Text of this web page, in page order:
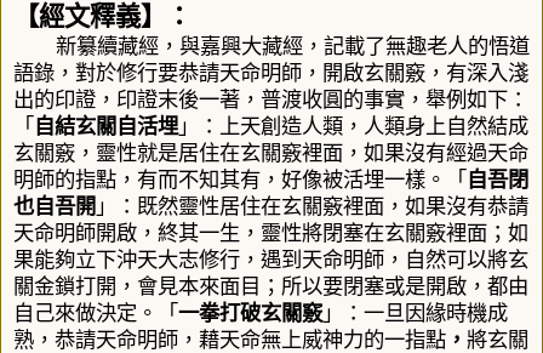
【經文釋義】：
新纂續藏經，與嘉興大藏經，記載了無趣老人的悟道
語錄，對於修行要恭請天命明師，開啟玄關竅，有深入淺
出的印證， 印證末後一著， 普渡收圓的事實 ， 舉例如下：
「 自結玄關自活埋」：上天創造人類，人類身上自然結成
玄關竅，靈性就是居住在玄關竅裡面，如果沒有經過天命
明師的指點，有而不知其有，好像被活埋一樣。「 自吾閉
也自吾開 」：既然靈性居住在玄關竅裡面，如果沒有恭請
天命明師開啟，終其一生，靈性將閉塞在玄關竅裡面；如
果能夠立下沖天大志修行，遇到天命明師，自然可以將玄
關金鎖打開，會見本來面目；所以要閉塞或是開啟，都由
自己來做決定。「 一拳打破玄關竅 」：一旦因緣時機成
熟，恭請天命明師，藉天命無上威神力的一指點 ， 將玄關